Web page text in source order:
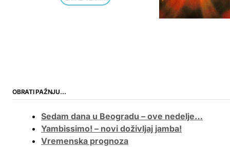
OBRATI PAŽNJU…
Sedam dana u Beogradu – ove nedelje…
Yambissimo! – novi doživljaj jamba!
Vremenska prognoza